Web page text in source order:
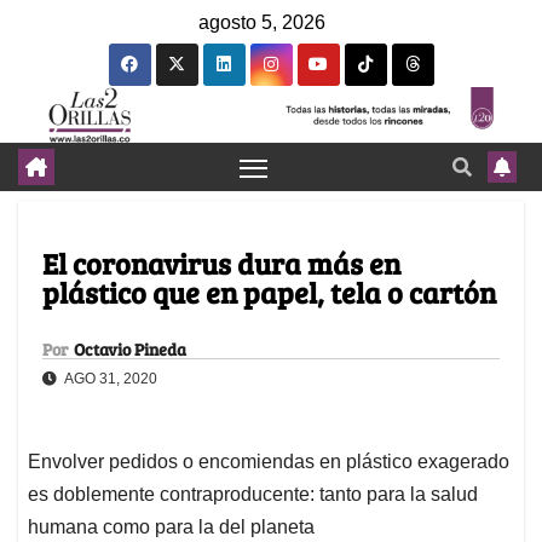
agosto 5, 2026
El coronavirus dura más en
plástico que en papel, tela o cartón
Por Octavio Pineda
AGO 31, 2020
Envolver pedidos o encomiendas en plástico exagerado
es doblemente contraproducente: tanto para la salud
humana como para la del planeta